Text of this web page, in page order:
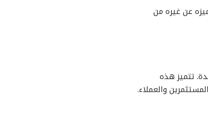
عن غيره من
تتميز هذه
والعملاء.